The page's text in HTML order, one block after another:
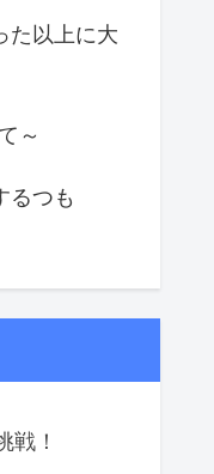
た以上に大
～
るつも
戦！